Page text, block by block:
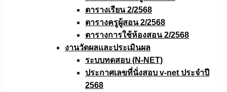
ตารางเรียน 2/2568
ตารางครูผู้สอน 2/2568
ตารางการใช้ห้องสอน 2/2568
งานวัดผลเเละประเมินผล
ระบบทดสอบ (N-NET)
ประกาศเลขที่นั่งสอบ v-net ประจำปี
2568